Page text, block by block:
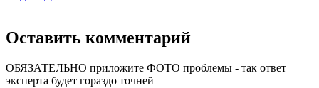
Оставить комментарий
ОБЯЗАТЕЛЬНО приложите ФОТО проблемы - так ответ
эксперта будет гораздо точней